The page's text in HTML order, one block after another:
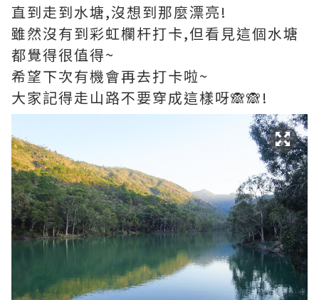
直到走到水塘,沒想到那麼漂亮!
雖然沒有到彩虹欄杆打卡,但看見這個水塘
都覺得很值得~
希望下次有機會再去打卡啦~
大家記得走山路不要穿成這樣呀🙈🙈!